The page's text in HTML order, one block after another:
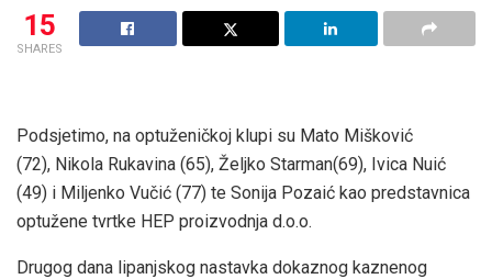
15
SHARES
Podsjetimo, na optuženičkoj klupi su Mato Mišković
(72), Nikola Rukavina (65), Željko Starman(69), Ivica Nuić
(49) i Miljenko Vučić (77) te Sonija Pozaić kao predstavnica
optužene tvrtke HEP proizvodnja d.o.o.
Drugog dana lipanjskog nastavka dokaznog kaznenog